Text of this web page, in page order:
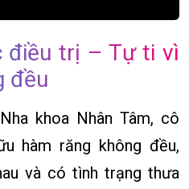
điều trị – Tự ti vì
đều
khoa Nhân Tâm, cô
hàm răng không đều,
và có tình trạng thưa